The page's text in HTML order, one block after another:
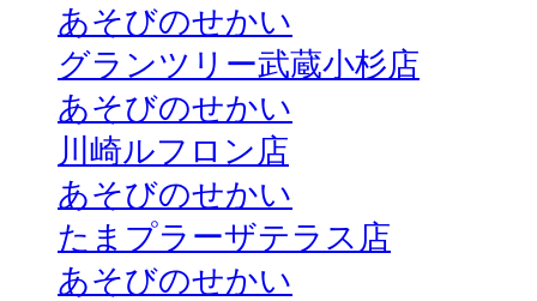
あそびのせかい
グランツリー武蔵小杉店
あそびのせかい
川崎ルフロン店
あそびのせかい
たまプラーザテラス店
あそびのせかい